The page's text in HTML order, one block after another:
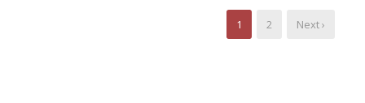
1 2 Next ›